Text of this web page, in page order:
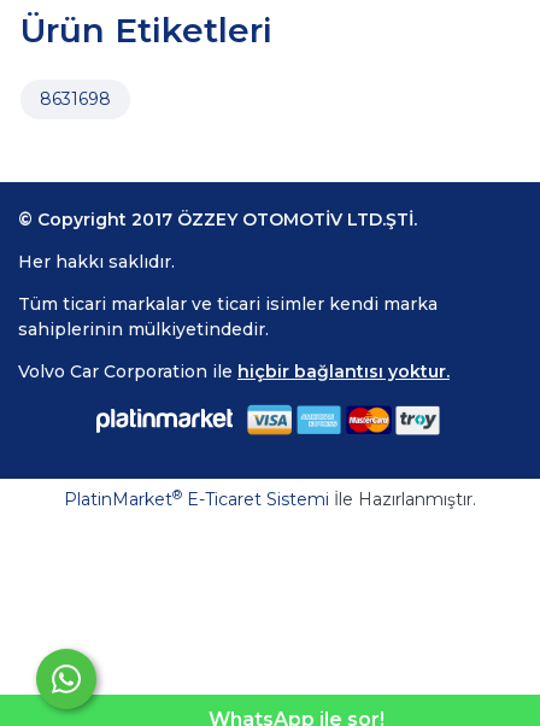
Ürün Etiketleri
8631698
© Copyright 2017 ÖZZEY OTOMOTİV LTD.ŞTİ.
Her hakkı saklıdır.
Tüm ticari markalar ve ticari isimler kendi marka
sahiplerinin mülkiyetindedir.
Volvo Car Corporation ile hiçbir bağlantısı yoktur.
PlatinMarket® E-Ticaret Sistemi İle Hazırlanmıştır.
WhatsApp ile sor!